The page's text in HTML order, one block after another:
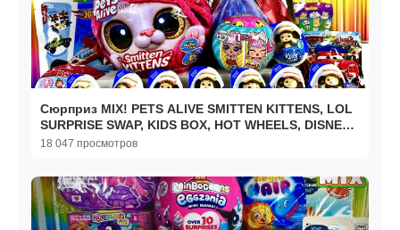
Сюрприз MIX! PETS ALIVE SMITTEN KITTENS, LOL
SURPRISE SWAP, KIDS BOX, HOT WHEELS, DISNEY
PIXAR CARS
18 047 просмотров